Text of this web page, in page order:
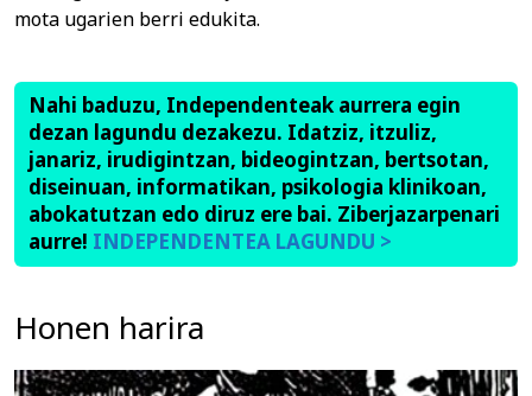
mota ugarien berri edukita.
Nahi baduzu, Independenteak aurrera egin
dezan lagundu dezakezu. Idatziz, itzuliz,
janariz, irudigintzan, bideogintzan, bertsotan,
diseinuan, informatikan, psikologia klinikoan,
abokatutzan edo diruz ere bai. Ziberjazarpenari
aurre! INDEPENDENTEA LAGUNDU >
Honen harira